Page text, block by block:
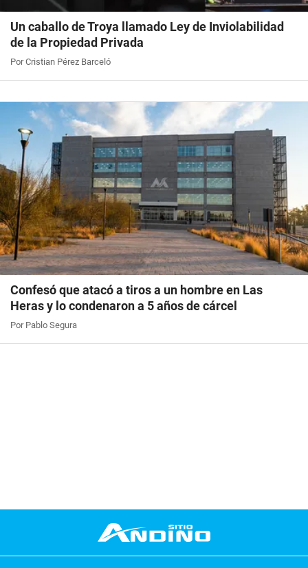
Un caballo de Troya llamado Ley de Inviolabilidad
de la Propiedad Privada
Por Cristian Pérez Barceló
Confesó que atacó a tiros a un hombre en Las
Heras y lo condenaron a 5 años de cárcel
Por Pablo Segura